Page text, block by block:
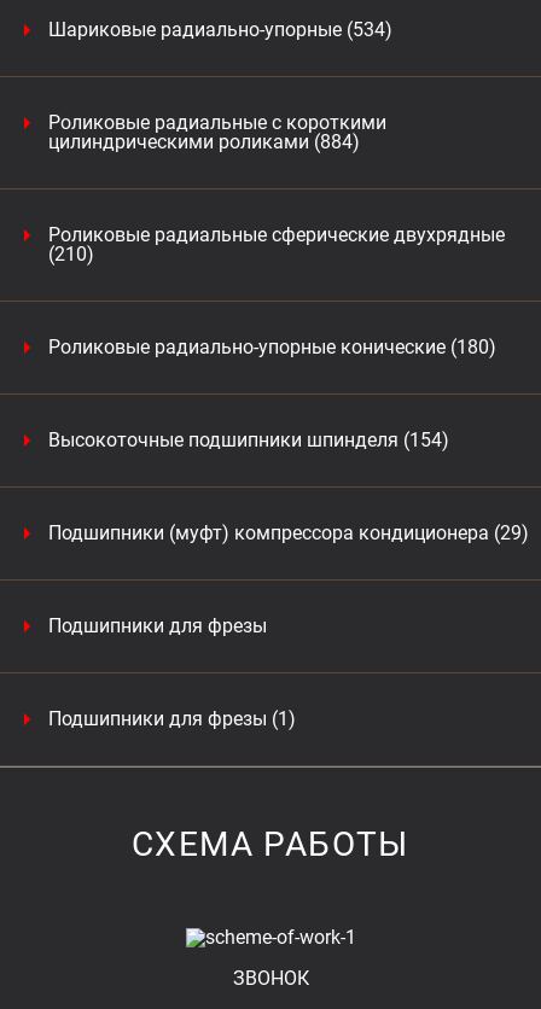
Шариковые радиально-упорные (534)
Роликовые радиальные с короткими
цилиндрическими роликами (884)
Роликовые радиальные сферические двухрядные
(210)
Роликовые радиально-упорные конические (180)
Высокоточные подшипники шпинделя (154)
Подшипники (муфт) компрессора кондиционера (29)
Подшипники для фрезы
Подшипники для фрезы (1)
СХЕМА РАБОТЫ
ЗВОНОК